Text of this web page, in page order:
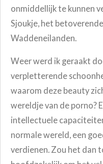
onmiddellijk te kunnen
Sjoukje, het
Waddeneilanden.
Weer werd ik geraakt
verpletterende
waarom deze beauty
wereldje van de porno?
intellectuele
normale wereld, een
verdienen. Zou het dan